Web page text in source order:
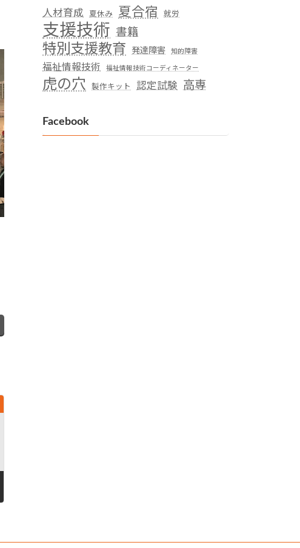
人材育成 夏休み 夏合宿 就労
支援技術 書籍
特別支援教育 発達障害 知的障害
福祉情報技術 福祉情報技術コーディネーター
虎の穴 製作キット 認定試験 高専
Facebook